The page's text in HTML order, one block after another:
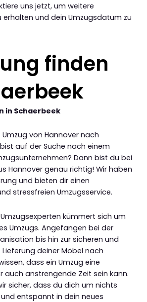
uns jetzt, um weitere
und dein Umzugsdatum zu
finden
in Schaerbeek
von Hannover nach
auf der Suche nach einem
Dann bist du bei
Hannover genau richtig! Wir haben
und bieten dir einen
stressfreien Umzugsservice.
kümmert sich um
Umzugs. Angefangen bei der
bis hin zur sicheren und
deiner Möbel nach
dass ein Umzug eine
auch anstrengende Zeit sein kann.
sicher, dass du dich um nichts
entspannt in dein neues